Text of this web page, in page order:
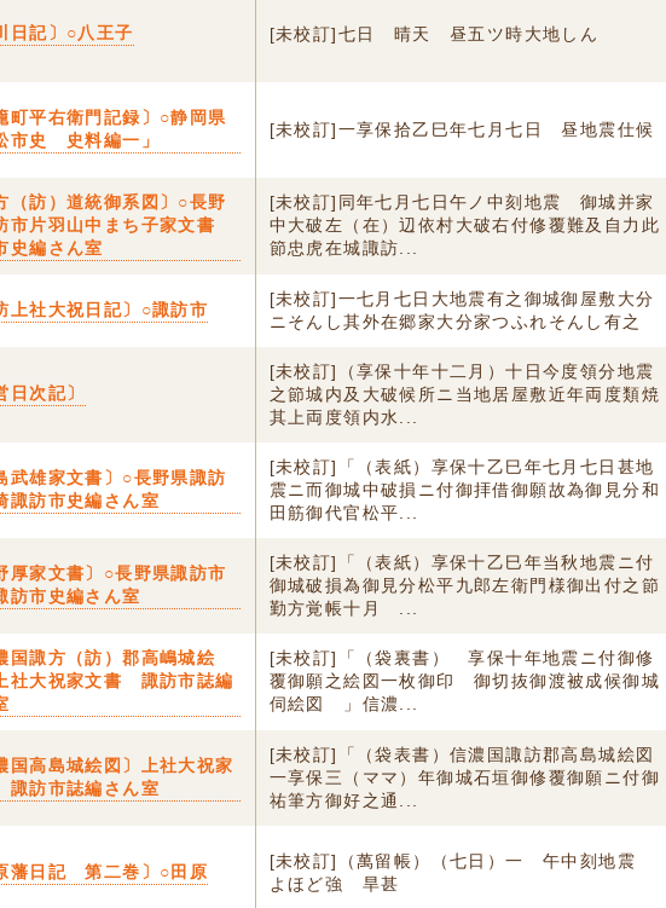
日記〕○八王子 [未校訂]七日 晴天 昼五ツ時大地しん
町平右衛門記録〕○静岡県
市史 史料編一」
[未校訂]一享保拾乙巳年七月七日 昼地震仕候
（訪）道統御系図〕○長野
市片羽山中まち子家文書
史編さん室
[未校訂]同年七月七日午ノ中刻地震 御城并家
中大破左（在）辺依村大破右付修覆難及自力此
節忠虎在城諏訪...
上社大祝日記〕○諏訪市
[未校訂]一七月七日大地震有之御城御屋敷大分
ニそんし其外在郷家大分家つふれそんし有之
日次記〕
[未校訂]（享保十年十二月）十日今度領分地震
之節城内及大破候所ニ当地居屋敷近年両度類焼
其上両度領内水...
武雄家文書〕○長野県諏訪
諏訪市史編さん室
[未校訂]「（表紙）享保十乙巳年七月七日甚地
震ニ而御城中破損ニ付御拝借御願故為御見分和
田筋御代官松平...
厚家文書〕○長野県諏訪市
訪市史編さん室
[未校訂]「（表紙）享保十乙巳年当秋地震ニ付
御城破損為御見分松平九郎左衛門様御出付之節
勤方覚帳十月 ...
国諏方（訪）郡高嶋城絵
社大祝家文書 諏訪市誌編
[未校訂]「（袋裏書） 享保十年地震ニ付御修
覆御願之絵図一枚御印 御切抜御渡被成候御城
伺絵図 」信濃...
国高島城絵図〕上社大祝家
訪市誌編さん室
[未校訂]「（袋表書）信濃国諏訪郡高島城絵図
一享保三（ママ）年御城石垣御修覆御願ニ付御
祐筆方御好之通...
藩日記 第二巻〕○田原
[未校訂]（萬留帳）（七日）一 午中刻地震
よほど強 旱甚